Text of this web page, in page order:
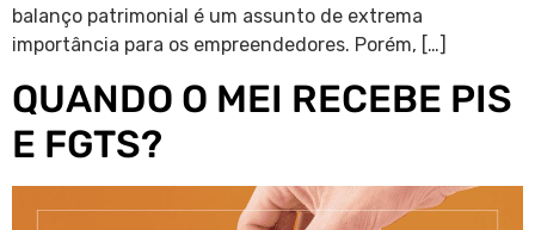
balanço patrimonial é um assunto de extrema
importância para os empreendedores. Porém, […]
QUANDO O MEI RECEBE PIS
E FGTS?